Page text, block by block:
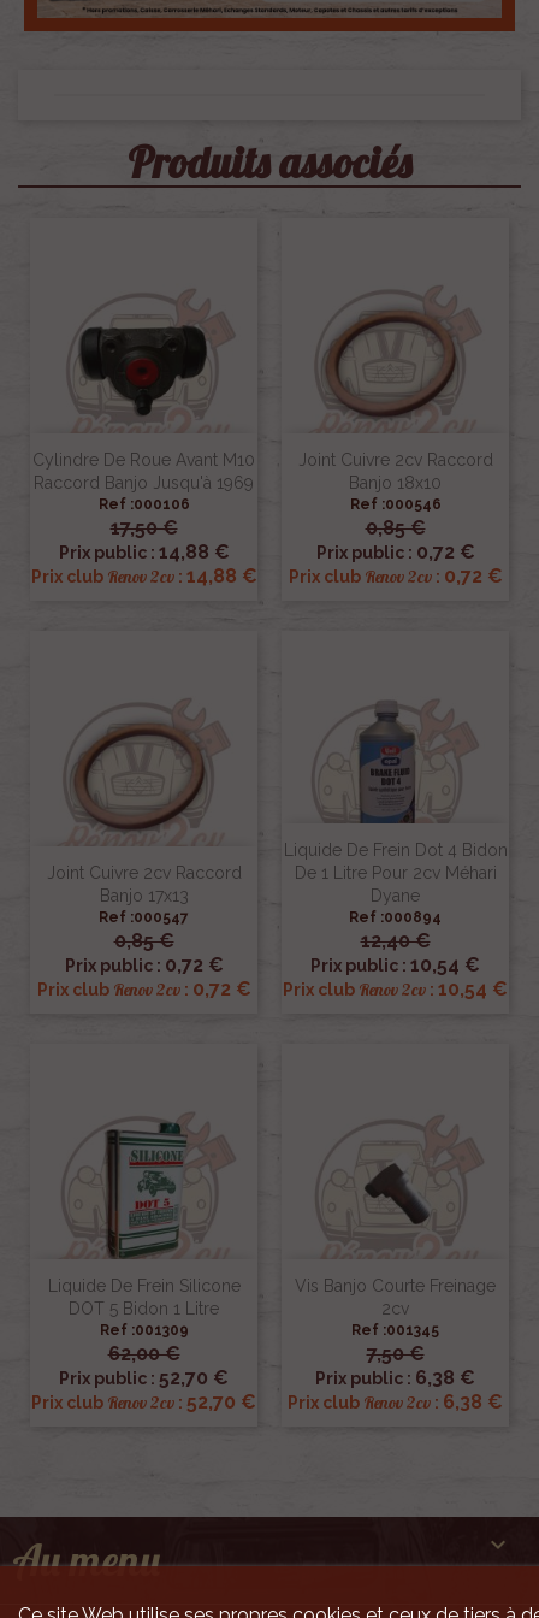
Produits associés
Cylindre De Roue Avant M10
Raccord Banjo Jusqu'à 1969
Ref :000106
17,50 €
Prix public : 14,88 €
Prix club Renov 2cv: 14,88 €
Joint Cuivre 2cv Raccord
Banjo 18x10
Ref :000546
0,85 €
Prix public : 0,72 €
Prix club Renov 2cv: 0,72 €
Joint Cuivre 2cv Raccord
Banjo 17x13
Ref :000547
0,85 €
Prix public : 0,72 €
Prix club Renov 2cv: 0,72 €
Liquide De Frein Dot 4 Bidon
De 1 Litre Pour 2cv Méhari
Dyane
Ref :000894
12,40 €
Prix public : 10,54 €
Prix club Renov 2cv : 10,54 €
Liquide De Frein Silicone
DOT 5 Bidon 1 Litre
Ref :001309
62,00 €
Prix public : 52,70 €
Prix club Renov 2cv : 52,70 €
Vis Banjo Courte Freinage
2cv
Ref :001345
7,50 €
Prix public : 6,38 €
Prix club Renov 2cv : 6,38 €
Au menu 